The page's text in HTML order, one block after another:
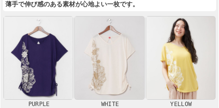
薄手で伸び感のある素材が心地よい一枚です。
PURPLE
WHITE YELLOW